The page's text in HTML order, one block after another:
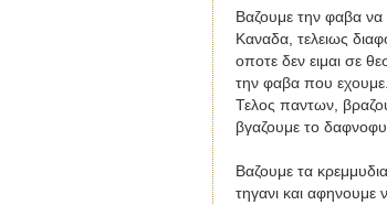
Βαζουμε την φαβα να
Καναδα, τελειως
οποτε δεν ειμαι σε
την φαβα που εχουμε.
Τελος παντων,
βγαζουμε το
Βαζουμε τα
τηγανι και αφηνουμε